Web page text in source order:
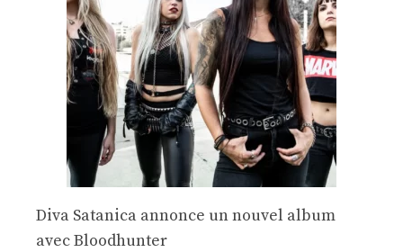
Diva Satanica annonce un nouvel album
avec Bloodhunter